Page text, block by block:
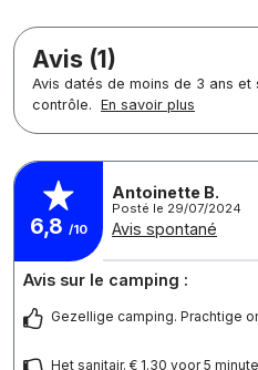
Avis (1)
Avis datés de moins de 3 ans et
contrôle. En savoir plus
6,8 /10
Antoinette B.
Posté le 29/07/2024
Avis spontané
Avis sur le camping :
Gezellige camping. Prachtige
Het sanitair. € 1.30 voor 5